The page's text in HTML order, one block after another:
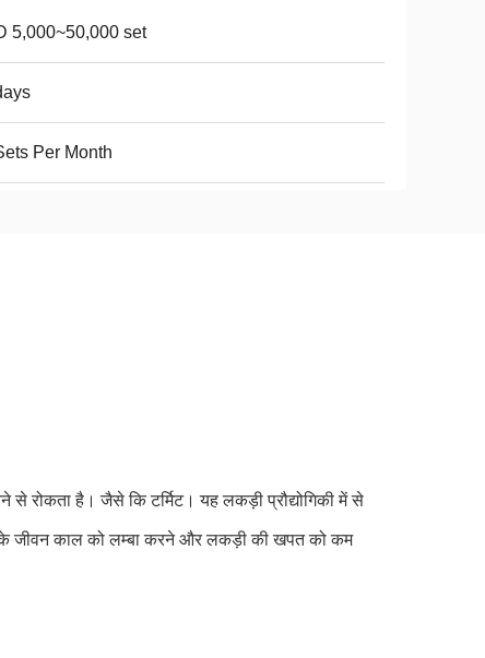
5,000~50,000 set
Per Month
रोकता है। जैसे कि टर्मिट। यह लकड़ी प्रौद्योगिकी में से
जीवन काल को लम्बा करने और लकड़ी की खपत को कम